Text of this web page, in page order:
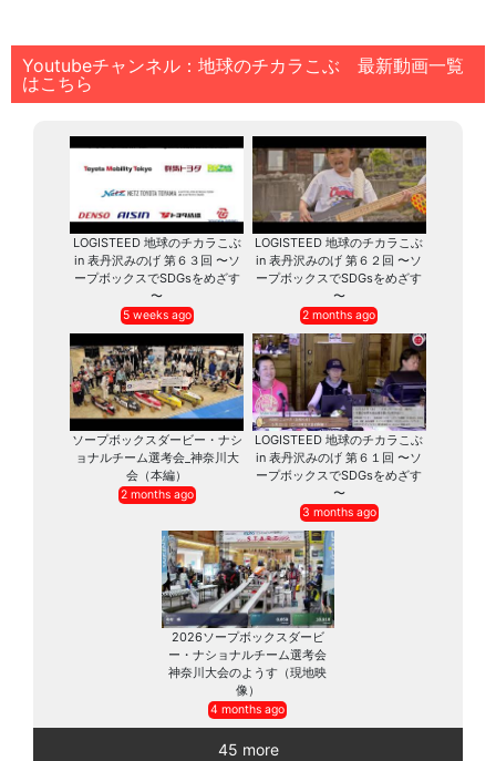
Youtubeチャンネル：地球のチカラこぶ 最新動画一覧
はこちら
LOGISTEED 地球のチカラこぶ
in 表丹沢みのげ 第６３回 〜ソ
ープボックスでSDGsをめざす
〜
5 weeks ago
LOGISTEED 地球のチカラこぶ
in 表丹沢みのげ 第６２回 〜ソ
ープボックスでSDGsをめざす
〜
2 months ago
ソープボックスダービー・ナシ
ョナルチーム選考会_神奈川大
会（本編）
2 months ago
LOGISTEED 地球のチカラこぶ
in 表丹沢みのげ 第６１回 〜ソ
ープボックスでSDGsをめざす
〜
3 months ago
2026ソープボックスダービ
ー・ナショナルチーム選考会
神奈川大会のようす（現地映
像）
4 months ago
45 more